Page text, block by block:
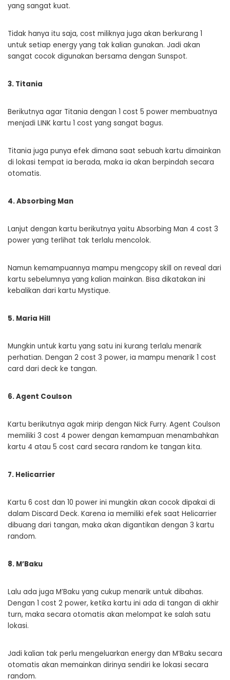
yang sangat kuat.
Tidak hanya itu saja, cost miliknya juga akan berkurang 1
untuk setiap energy yang tak kalian gunakan. Jadi akan
sangat cocok digunakan bersama dengan Sunspot.
3. Titania
Berikutnya agar Titania dengan 1 cost 5 power membuatnya
menjadi LINK kartu 1 cost yang sangat bagus.
Titania juga punya efek dimana saat sebuah kartu dimainkan
di lokasi tempat ia berada, maka ia akan berpindah secara
otomatis.
4. Absorbing Man
Lanjut dengan kartu berikutnya yaitu Absorbing Man 4 cost 3
power yang terlihat tak terlalu mencolok.
Namun kemampuannya mampu mengcopy skill on reveal dari
kartu sebelumnya yang kalian mainkan. Bisa dikatakan ini
kebalikan dari kartu Mystique.
5. Maria Hill
Mungkin untuk kartu yang satu ini kurang terlalu menarik
perhatian. Dengan 2 cost 3 power, ia mampu menarik 1 cost
card dari deck ke tangan.
6. Agent Coulson
Kartu berikutnya agak mirip dengan Nick Furry. Agent Coulson
memiliki 3 cost 4 power dengan kemampuan menambahkan
kartu 4 atau 5 cost card secara random ke tangan kita.
7. Helicarrier
Kartu 6 cost dan 10 power ini mungkin akan cocok dipakai di
dalam Discard Deck. Karena ia memiliki efek saat Helicarrier
dibuang dari tangan, maka akan digantikan dengan 3 kartu
random.
8. M’Baku
Lalu ada juga M’Baku yang cukup menarik untuk dibahas.
Dengan 1 cost 2 power, ketika kartu ini ada di tangan di akhir
turn, maka secara otomatis akan melompat ke salah satu
lokasi.
Jadi kalian tak perlu mengeluarkan energy dan M’Baku secara
otomatis akan memainkan dirinya sendiri ke lokasi secara
random.